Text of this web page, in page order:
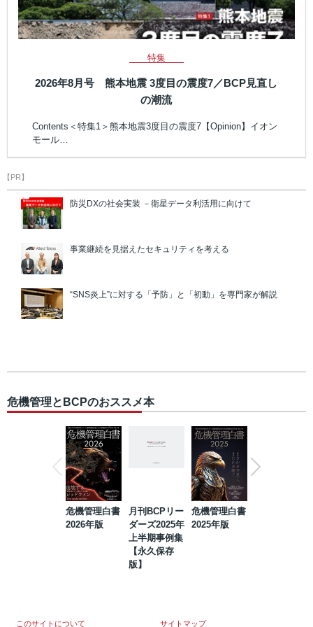
特集
2026年8月号 熊本地震 3度目の震度7／BCP見直し
の潮流
Contents＜特集1＞熊本地震3度目の震度7【Opinion】イオン
モール…
【PR】
防災DXの社会実装 －衛星データ利活用に向けて
事業継続を見据えたセキュリティを考える
“SNS炎上”に対する「予防」と「初動」を専門家が解説
危機管理とBCPのおススメ本
危機管理白書
2026年版
月刊BCPリー
ダーズ2025年
上半期事例集
【永久保存
版】
危機管理白書
2025年版
このサイトについて サイトマップ